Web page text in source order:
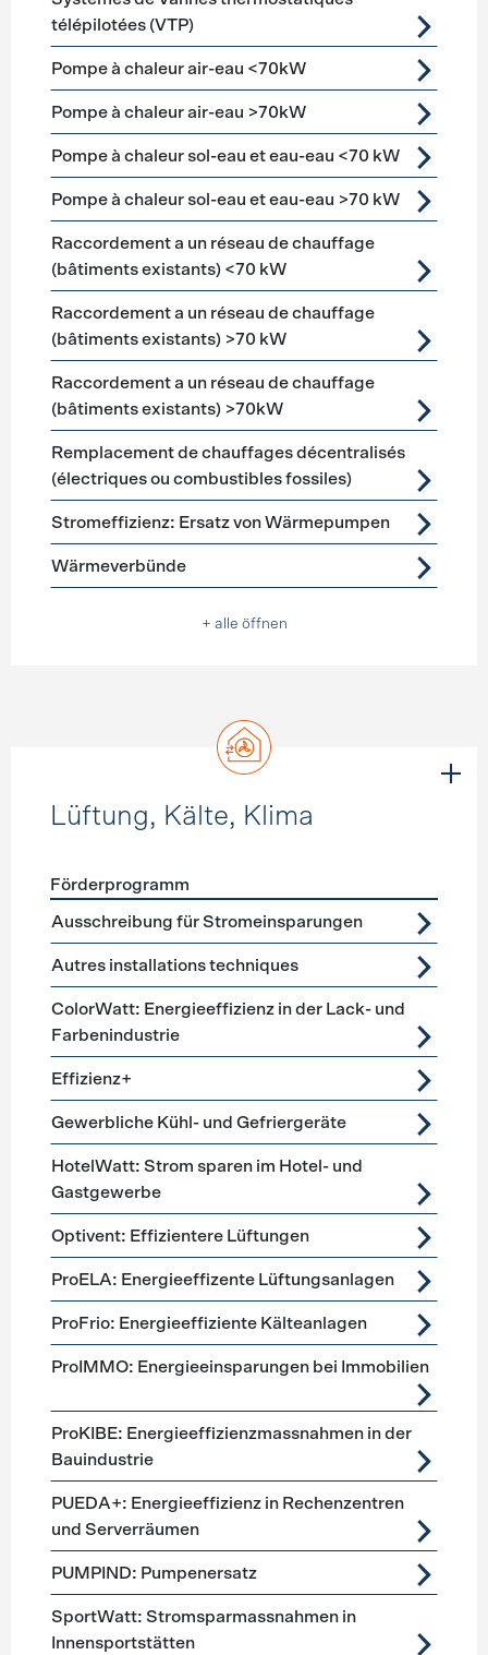
télépilotées (VTP)
Pompe à chaleur air-eau <70kW
Pompe à chaleur air-eau >70kW
Pompe à chaleur sol-eau et eau-eau <70 kW
Pompe à chaleur sol-eau et eau-eau >70 kW
Raccordement a un réseau de chauffage
(bâtiments existants) <70 kW
Raccordement a un réseau de chauffage
(bâtiments existants) >70 kW
Raccordement a un réseau de chauffage
(bâtiments existants) >70kW
Remplacement de chauffages décentralisés
(électriques ou combustibles fossiles)
Stromeffizienz: Ersatz von Wärmepumpen
Wärmeverbünde
+ alle öffnen
Lüftung, Kälte, Klima
Förderprogramme Lüftung, Kälte, Klima
Förderprogramm
Ausschreibung für Stromeinsparungen
Autres installations techniques
ColorWatt: Energieeffizienz in der Lack- und
Farbenindustrie
Effizienz+
Gewerbliche Kühl- und Gefriergeräte
HotelWatt: Strom sparen im Hotel- und
Gastgewerbe
Optivent: Effizientere Lüftungen
ProELA: Energieeffizente Lüftungsanlagen
ProFrio: Energieeffiziente Kälteanlagen
ProIMMO: Energieeinsparungen bei Immobilien
ProKIBE: Energieeffizienzmassnahmen in der
Bauindustrie
PUEDA+: Energieeffizienz in Rechenzentren
und Serverräumen
PUMPIND: Pumpenersatz
SportWatt: Stromsparmassnahmen in
Innensportstätten